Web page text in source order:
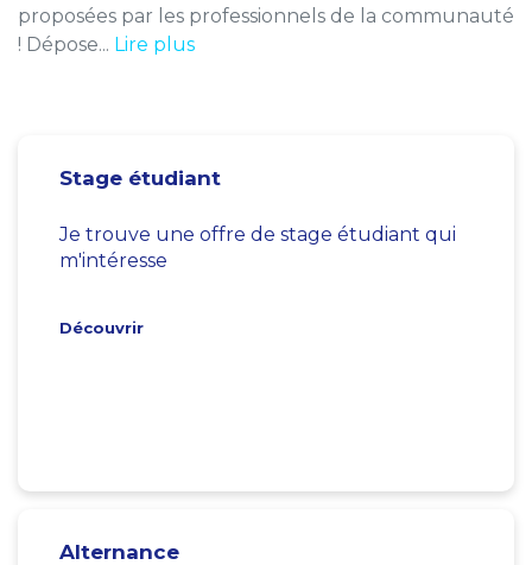
proposées par les professionnels de la communauté
! Dépose... Lire plus
Stage étudiant
Je trouve une offre de stage étudiant qui
m'intéresse
Découvrir
Alternance